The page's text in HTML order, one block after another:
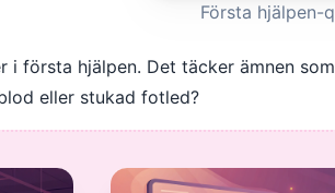
Första hjälpen-
i första hjälpen. Det täcker ämnen
eller stukad fotled?